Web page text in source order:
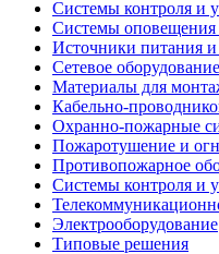
Системы контроля и
Системы оповещения
Источники питания
Сетевое оборудование
Материалы для
Кабельно-
Охранно-пожарные
Пожаротушение и
Противопожарное
Системы контроля и
Электрооборудование
Типовые решения